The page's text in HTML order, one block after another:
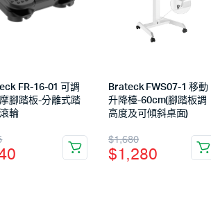
FR-16-01 可調
腳踏板-分離式踏
輪
Brateck FWS07-1 移動
升降檯-60cm(腳踏板調
高度及可傾斜桌面)
$1,680
$1,280